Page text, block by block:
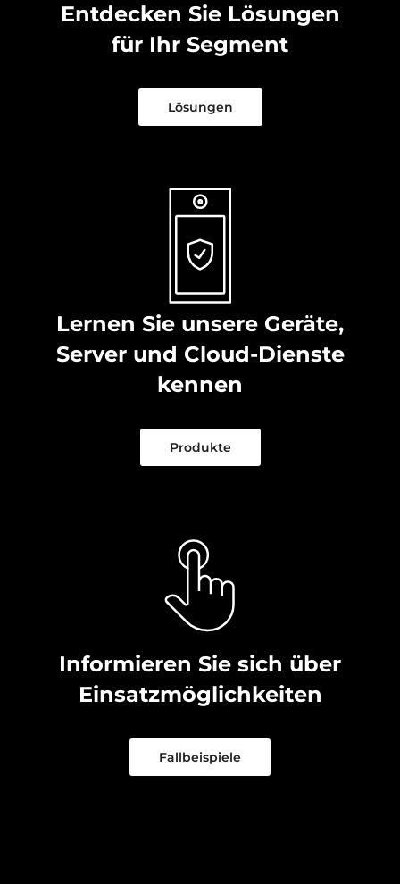
Entdecken Sie Lösungen
für Ihr Segment
Lösungen
Lernen Sie unsere Geräte,
Server und Cloud-Dienste
kennen
Produkte
Informieren Sie sich über
Einsatzmöglichkeiten
Fallbeispiele